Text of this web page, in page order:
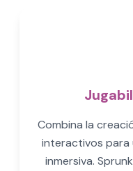
Combina la
interactivos para
inmersiva.